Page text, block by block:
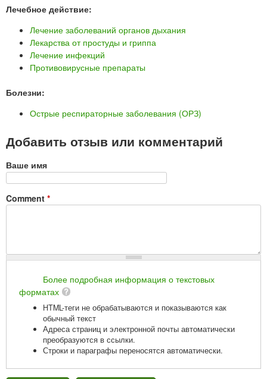
Лечебное действие:
Лечение заболеваний органов дыхания
Лекарства от простуды и гриппа
Лечение инфекций
Противовирусные препараты
Болезни:
Острые респираторные заболевания (ОРЗ)
Добавить отзыв или комментарий
Ваше имя
Comment *
Более подробная информация о текстовых
форматах
HTML-теги не обрабатываются и показываются как
обычный текст
Адреса страниц и электронной почты автоматически
преобразуются в ссылки.
Строки и параграфы переносятся автоматически.